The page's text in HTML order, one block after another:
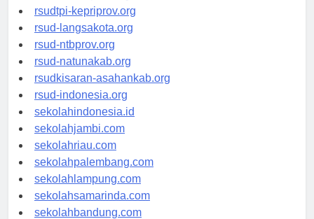
rsud-sulbarprov.org
rsudtpi-kepriprov.org
rsud-langsakota.org
rsud-ntbprov.org
rsud-natunakab.org
rsudkisaran-asahankab.org
rsud-indonesia.org
sekolahindonesia.id
sekolahjambi.com
sekolahriau.com
sekolahpalembang.com
sekolahlampung.com
sekolahsamarinda.com